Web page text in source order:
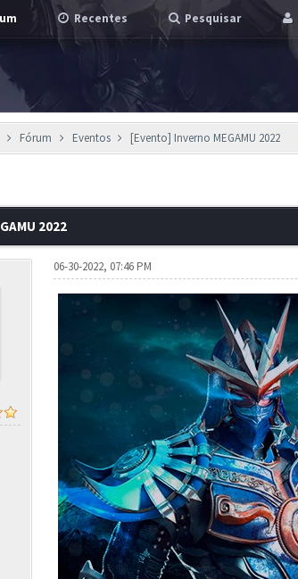
Recentes Pesquisar
Fórum Eventos [Evento] Inverno MEGAMU 2022
2022
06-30-2022, 07:46 PM